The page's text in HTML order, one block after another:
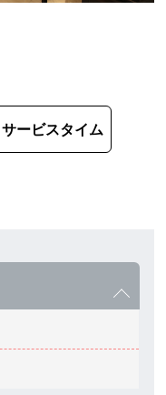
サービスタイム